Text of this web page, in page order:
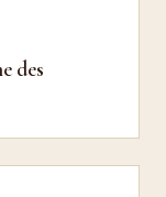
des